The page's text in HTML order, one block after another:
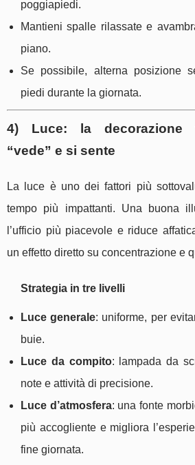
poggiapiedi.
Mantieni spalle rilassate e
piano.
Se possibile, alterna posizione
piedi durante la giornata.
4) Luce: la decorazione
“vede” e si sente
La luce è uno dei fattori più
tempo più impattanti. Una buona
l’ufficio più piacevole e riduce
un effetto diretto su concentrazione e
Strategia in tre livelli
Luce generale: uniforme, per
buie.
Luce da compito: lampada da
note e attività di precisione.
Luce d’atmosfera: una fonte
più accogliente e migliora
fine giornata.